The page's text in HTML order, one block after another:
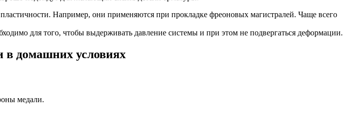
Например, они применяются при прокладке фреоновых магистралей. Чаще всего
для того, чтобы выдерживать давление системы и при этом не подвергаться деформации.
в домашних условиях
медали.